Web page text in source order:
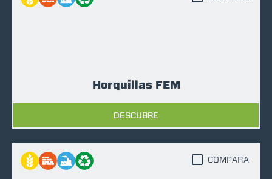
Horquillas FEM
DESCUBRE
COMPARA